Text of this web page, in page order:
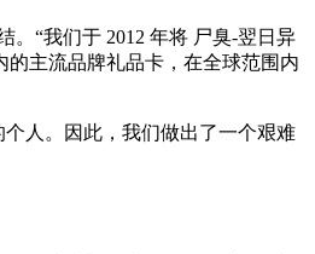
。“我们于 2012 年将 尸臭-翌日异
的主流品牌礼品卡，在全球范围内
人。因此，我们做出了一个艰难